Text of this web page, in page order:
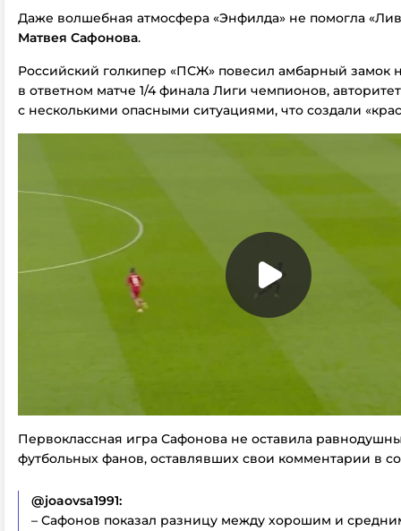
Даже волшебная атмосфера «Энфилда» не помогла
Матвея Сафонова.
Российский голкипер «ПСЖ» повесил амбарный замок
в ответном матче 1/4 финала Лиги чемпионов,
с несколькими опасными ситуациями, что создали
Первоклассная игра Сафонова не оставила
футбольных фанов, оставлявших свои комментарии в
@joaovsa1991:
– Сафонов показал разницу между хорошим и